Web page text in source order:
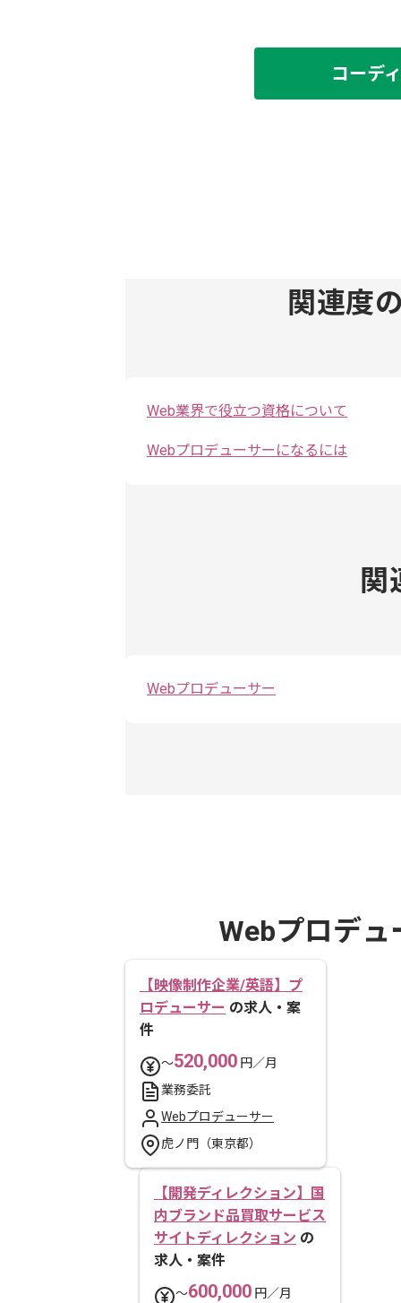
コーデ
関連度
Web業界で役立つ資格について
Webプロデューサーになるには
関
Webプロデューサー
Webプロデ
【映像制作企業/英語】プ
ロデューサー の求人・案
件
〜520,000 円／月
業務委託
Webプロデューサー
虎ノ門（東京都）
【開発ディレクション】国
内ブランド品買取サービス
サイトディレクション の
求人・案件
〜600,000 円／月